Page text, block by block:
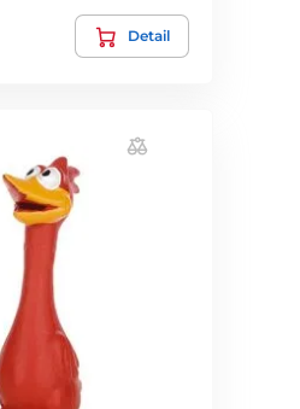
Detail